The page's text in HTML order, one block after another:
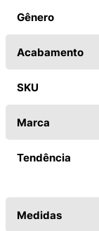
Gênero
Acabamento
SKU
Marca
Tendência
Medidas